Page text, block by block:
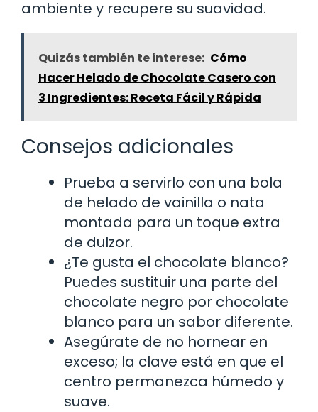
ambiente y recupere su suavidad.
Quizás también te interese: Cómo
Hacer Helado de Chocolate Casero con
3 Ingredientes: Receta Fácil y Rápida
Consejos adicionales
Prueba a servirlo con una bola
de helado de vainilla o nata
montada para un toque extra
de dulzor.
¿Te gusta el chocolate blanco?
Puedes sustituir una parte del
chocolate negro por chocolate
blanco para un sabor diferente.
Asegúrate de no hornear en
exceso; la clave está en que el
centro permanezca húmedo y
suave.